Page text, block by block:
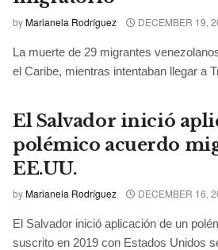
byMarianela Rodríguez DECEMBER 19,
La muerte de 29 migrantes
el Caribe, mientras intentaban llegar a
El Salvador inició
polémico acuerdo
EE.UU.
byMarianela Rodríguez DECEMBER 16,
El Salvador inició aplicación de un
suscrito en 2019 con Estados Unidos